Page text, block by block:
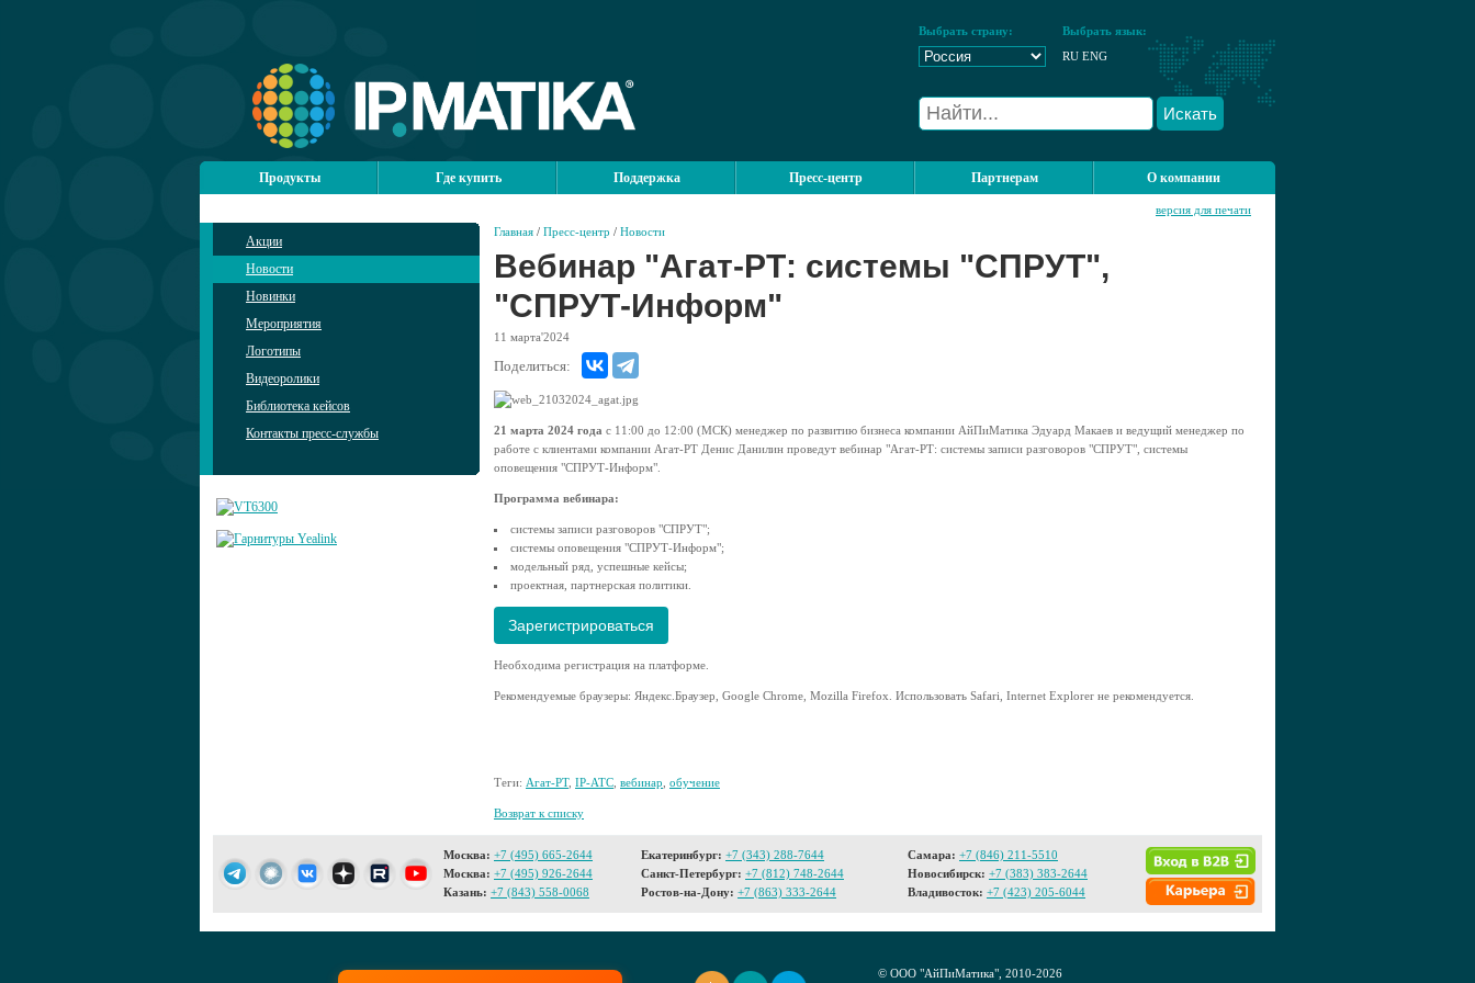
Выбрать страну:
Выбрать язык:
RU ENG
Искать
Продукты Где купить Поддержка Пресс-центр Партнерам О компании
Акции
Новости
Новинки
Мероприятия
Логотипы
Видеоролики
Библиотека кейсов
Контакты пресс-службы
Главная / Пресс-центр / Новости
версия для печати
Вебинар "Агат-РТ: системы "СПРУТ",
"СПРУТ-Информ"
11 марта'2024
Поделиться:
21 марта 2024 года с 11:00 до 12:00 (МСК) менеджер по развитию бизнеса компании АйПиМатика Эдуард Макаев и ведущий менеджер по
работе с клиентами компании Агат-РТ Денис Данилин проведут вебинар "Агат-РТ: системы записи разговоров "СПРУТ", системы
оповещения "СПРУТ-Информ".
Программа вебинара:
системы записи разговоров "СПРУТ";
системы оповещения "СПРУТ-Информ";
модельный ряд, успешные кейсы;
проектная, партнерская политики.
Зарегистрироваться
Необходима регистрация на платформе.
Рекомендуемые браузеры: Яндекс.Браузер, Google Chrome, Mozilla Firefox. Использовать Safari, Internet Explorer не рекомендуется.
Теги: Агат-РТ, IP-АТС вебинар обучение
Возврат к списку
Москва: +7 (495) 665-2644
Москва: +7 (495) 926-2644
Казань: +7 (843) 558-0068
Екатеринбург: +7 (343) 288-7644
Санкт-Петербург: +7 (812) 748-2644
Ростов-на-Дону: +7 (863) 333-2644
Самара: +7 (846) 211-5510
Новосибирск: +7 (383) 383-2644
Владивосток: +7 (423) 205-6044
© ООО "АйПиМатика", 2010-2026